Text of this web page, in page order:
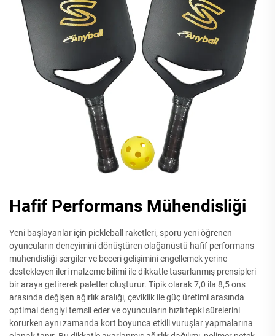
Hafif Performans Mühendisliği
Yeni başlayanlar için pickleball raketleri, sporu yeni öğrenen
oyuncuların deneyimini dönüştüren olağanüstü hafif performans
mühendisliği sergiler ve beceri gelişimini engellemek yerine
destekleyen ileri malzeme bilimi ile dikkatle tasarlanmış prensipleri
bir araya getirerek paletler oluşturur. Tipik olarak 7,0 ila 8,5 ons
arasında değişen ağırlık aralığı, çeviklik ile güç üretimi arasında
optimal dengiyi temsil eder ve oyuncuların hızlı tepki sürelerini
korurken aynı zamanda kort boyunca etkili vuruşlar yapmalarına